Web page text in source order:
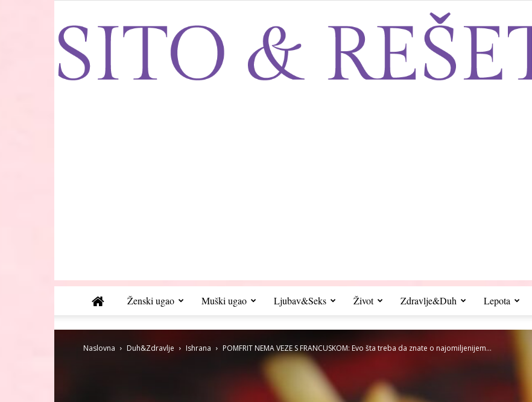
Ženski ugao Muški ugao Ljubav&Seks Život Zdravlje&Duh Lepota
Naslovna Duh&Zdravlje Ishrana POMFRIT NEMA VEZE S FRANCUSKOM: Evo šta treba da znate o najomiljenijem...